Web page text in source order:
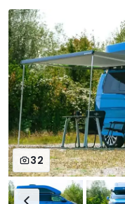
32